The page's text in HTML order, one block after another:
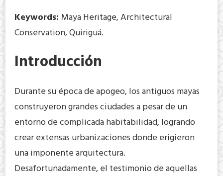
Keywords: Maya Heritage, Architectural
Conservation, Quiriguá.
Introducción
Durante su época de apogeo, los antiguos mayas
construyeron grandes ciudades a pesar de un
entorno de complicada habitabilidad, logrando
crear extensas urbanizaciones donde erigieron
una imponente arquitectura.
Desafortunadamente, el testimonio de aquellas